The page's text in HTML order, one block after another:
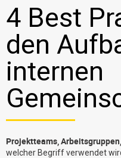
Soziales Netzwerk
Wissensmanagement
Bewerbungsportal
Alternative zu
Migration zur eXo
Produkt
4 Best
den
internen
Projektteams,
welcher Begriff verwendet